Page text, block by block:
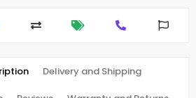
Delivery and Shipping